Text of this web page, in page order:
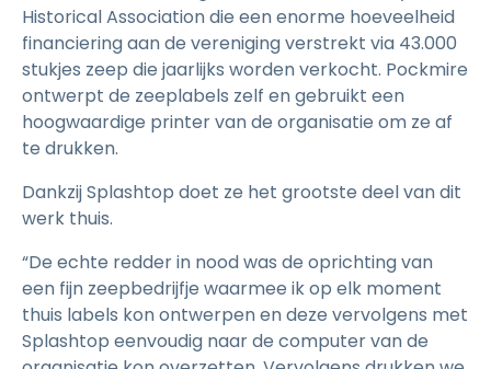
Historical Association die een enorme hoeveelheid
financiering aan de vereniging verstrekt via 43.000
stukjes zeep die jaarlijks worden verkocht. Pockmire
ontwerpt de zeeplabels zelf en gebruikt een
hoogwaardige printer van de organisatie om ze af
te drukken.
Dankzij Splashtop doet ze het grootste deel van dit
werk thuis.
“De echte redder in nood was de oprichting van
een fijn zeepbedrijfje waarmee ik op elk moment
thuis labels kon ontwerpen en deze vervolgens met
Splashtop eenvoudig naar de computer van de